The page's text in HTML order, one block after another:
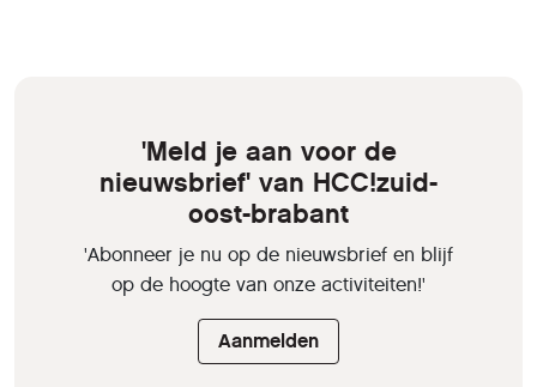
'Meld je aan voor de
nieuwsbrief' van HCC!zuid-
oost-brabant
'Abonneer je nu op de nieuwsbrief en blijf
op de hoogte van onze activiteiten!'
Aanmelden